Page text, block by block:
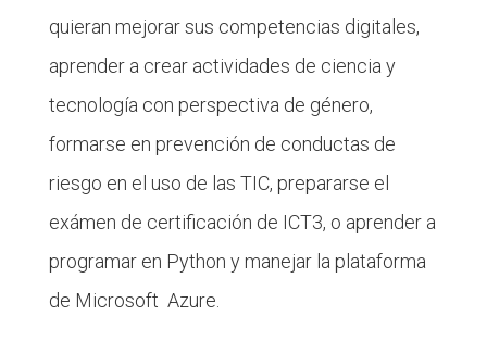
quieran mejorar sus competencias digitales,
aprender a crear actividades de ciencia y
tecnología con perspectiva de género,
formarse en prevención de conductas de
riesgo en el uso de las TIC, prepararse el
exámen de certificación de ICT3, o aprender a
programar en Python y manejar la plataforma
de Microsoft Azure.